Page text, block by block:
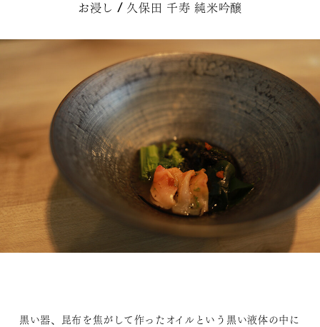
お浸し / 久保田 千寿 純米吟醸
黒い器、昆布を焦がして作ったオイルという黒い液体の中に